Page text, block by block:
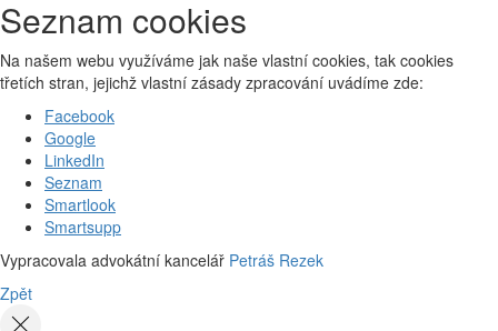
Seznam cookies
Na našem webu využíváme jak naše vlastní cookies, tak cookies
třetích stran, jejichž vlastní zásady zpracování uvádíme zde:
Facebook
Google
LinkedIn
Seznam
Smartlook
Smartsupp
Vypracovala advokátní kancelář Petráš Rezek
Zpět